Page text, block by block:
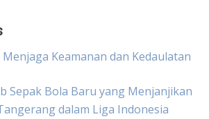
Keamanan dan Kedaulatan
Sepak Bola Baru yang Menjanjikan
dalam Liga Indonesia